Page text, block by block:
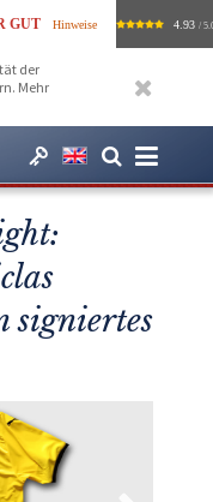
GUT Hinweise 4.93 /
der
Mehr
signiertes